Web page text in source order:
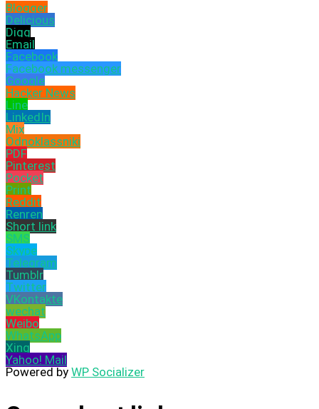
Blogger
Delicious
Digg
Email
Facebook
Facebook messenger
Google
Hacker News
Line
LinkedIn
Mix
Odnoklassniki
PDF
Pinterest
Pocket
Print
Reddit
Renren
Short link
SMS
Skype
Telegram
Tumblr
Twitter
VKontakte
wechat
Weibo
WhatsApp
Xing
Yahoo! Mail
Powered by WP Socializer